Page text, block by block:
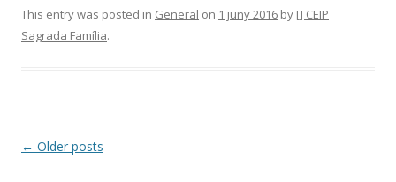
e
b
k
itt
er
m
This entry was posted in General on 1 juny 2016 by [] CEIP
Sagrada Família.
Post
← Older posts